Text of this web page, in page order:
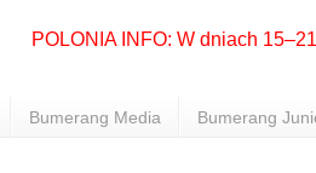
POLONIA INFO: W dniach 15–21
Bumerang Media Bumerang